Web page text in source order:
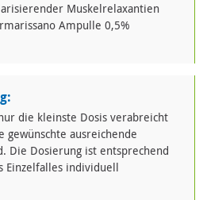
Muskelrelaxantien
Ampulle 0,5%
die kleinste Dosis verabreicht
ausreichende
Die Dosierung ist entsprechend
Einzelfalles individuell